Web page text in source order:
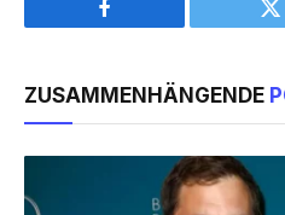
Facebook
ZUSAMMENHÄNGENDE